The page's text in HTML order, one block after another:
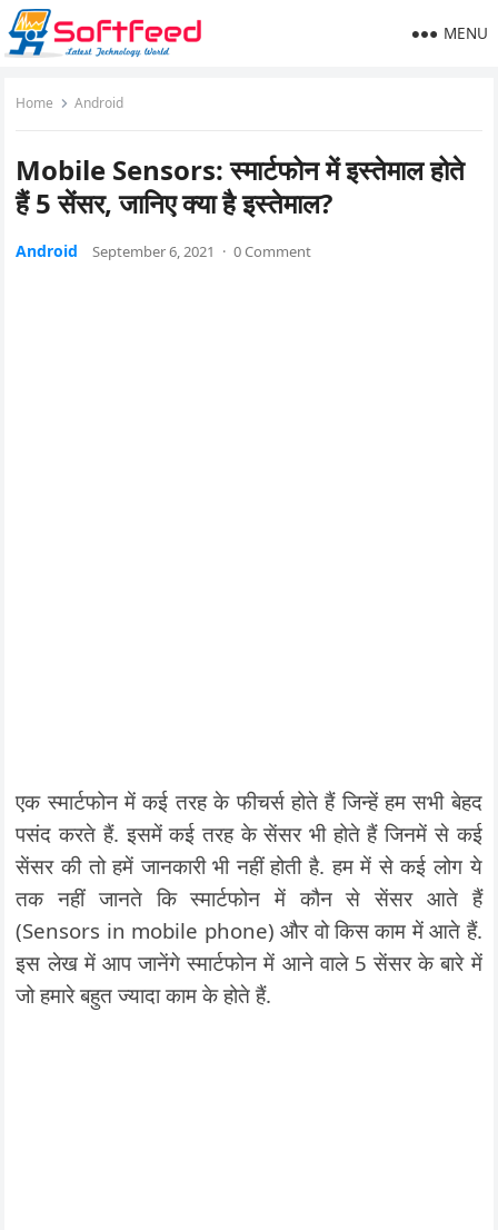
MENU
Home Android
Mobile Sensors: स्मार्टफोन में इस्तेमाल होते
हैं 5 सेंसर, जानिए क्या है इस्तेमाल?
Android September 6, 2021 · 0 Comment
एक स्मार्टफोन में कई तरह के फीचर्स होते हैं जिन्हें हम सभी बेहद
पसंद करते हैं. इसमें कई तरह के सेंसर भी होते हैं जिनमें से कई
सेंसर की तो हमें जानकारी भी नहीं होती है. हम में से कई लोग ये
तक नहीं जानते कि स्मार्टफोन में कौन से सेंसर आते हैं
(Sensors in mobile phone) और वो किस काम में आते हैं.
इस लेख में आप जानेंगे स्मार्टफोन में आने वाले 5 सेंसर के बारे में
जो हमारे बहुत ज्यादा काम के होते हैं.